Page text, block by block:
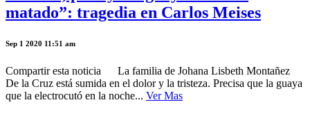
matado”: tragedia en Carlos Meises
Sep 1 2020 11:51 am
Compartir esta noticia La familia de Johana Lisbeth Montañez
De la Cruz está sumida en el dolor y la tristeza. Precisa que la guaya
que la electrocutó en la noche... Ver Mas